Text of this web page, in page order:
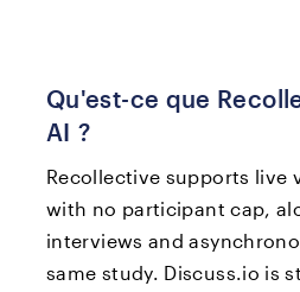
Qu'est-ce que
AI ?
Recollective supports live
with no participant cap,
interviews and
same study. Discuss.io is